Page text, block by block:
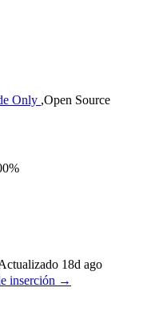
Only ,Open Source
18d ago
inserción →